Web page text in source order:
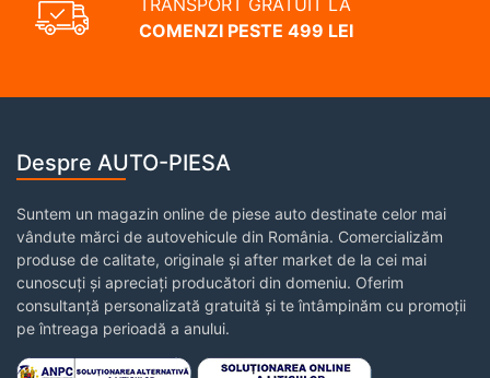
TRANSPORT GRATUIT LA
COMENZI PESTE 499 LEI
Despre AUTO-PIESA
Suntem un magazin online de piese auto destinate celor mai
vândute mărci de autovehicule din România. Comercializăm
produse de calitate, originale și after market de la cei mai
cunoscuți și apreciați producători din domeniu. Oferim
consultanță personalizată gratuită și te întâmpinăm cu promoții
pe întreaga perioadă a anului.